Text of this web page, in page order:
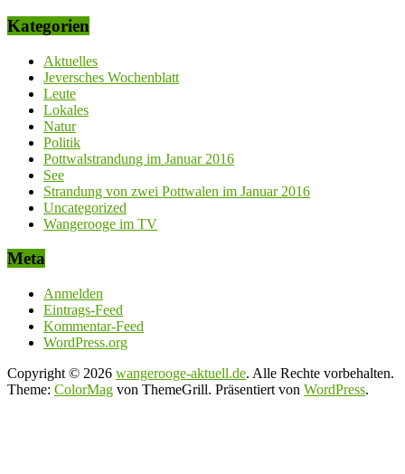
Kategorien
Aktuelles
Jeversches Wochenblatt
Leute
Lokales
Natur
Politik
Pottwalstrandung im Januar 2016
See
Strandung von zwei Pottwalen im Januar 2016
Uncategorized
Wangerooge im TV
Meta
Anmelden
Eintrags-Feed
Kommentar-Feed
WordPress.org
Copyright © 2026 wangerooge-aktuell.de. Alle Rechte vorbehalten.
Theme: ColorMag von ThemeGrill. Präsentiert von WordPress.